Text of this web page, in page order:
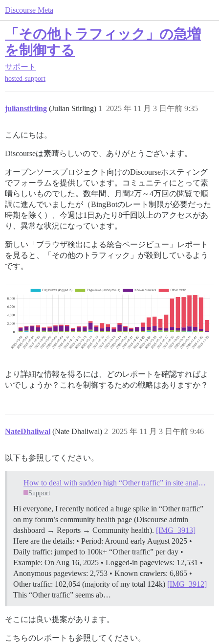
Discourse Meta
「その他トラフィック」の急増
を制御する
サポート
hosted-support
julianstirling (Julian Stirling) 2025 年 11 月 3 日午前 9:35
1
こんにちは。
Discourseは素晴らしいので、ありがとうございます。
オープンソースプロジェクト向けのDiscourseホスティング
でフォーラムを提供しています。コミュニティにとって素
晴らしいものでした。数年間、月間2万～4万回の閲覧で順
調に進んでいましたが（BingBotのレート制限が必要だった
時期を除く）、今週は1日あたり8千回以上のアクセスがあ
り、異常な状況になっています。
新しい「ブラウザ検出による統合ページビュー」レポート
を見ると、「その他のトラフィック」が殺到しているよう
です。
より詳細な情報を得るには、どのレポートを確認すればよ
いでしょうか？これを制御するための戦略はありますか？
NateDhaliwal (Nate Dhaliwal) 2025 年 11 月 3 日午前 9:46
2
以下も参照してください。
How to deal with sudden high “Other traffic” in site analytics?
Support
Hi everyone, I recently noticed a huge spike in “Other traffic”
on my forum’s community health page (Discourse admin
dashboard → Reports → Community health). [IMG_3913]
Here are the details: • Period: Around early August 2025 •
Daily traffic: jumped to 100k+ “Other traffic” per day •
Example: On Aug 16, 2025 • Logged-in pageviews: 12,531 •
Anonymous pageviews: 2,753 • Known crawlers: 6,865 •
Other traffic: 102,054 (majority of my total 124k) [IMG_3912]
This “Other traffic” seems ab…
そこには良い提案があります。
こちらのレポートも参照してください。